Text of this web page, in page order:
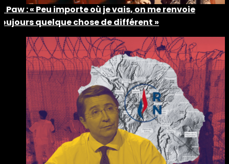
Paw : « Peu importe où je vais, on me renvoie
quelque chose de différent »